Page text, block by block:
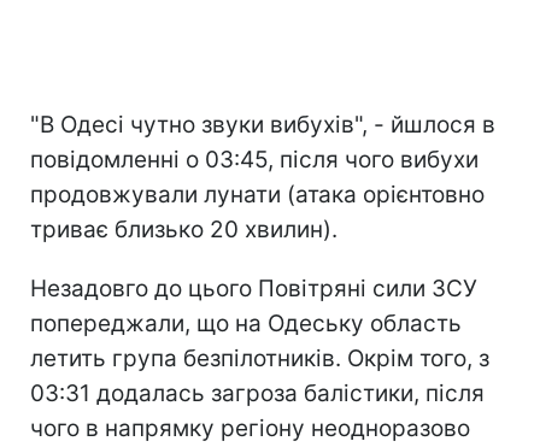
"В Одесі чутно звуки вибухів", - йшлося в
повідомленні о 03:45, після чого вибухи
продовжували лунати (атака орієнтовно
триває близько 20 хвилин).
Незадовго до цього Повітряні сили ЗСУ
попереджали, що на Одеську область
летить група безпілотників. Окрім того, з
03:31 додалась загроза балістики, після
чого в напрямку регіону неодноразово